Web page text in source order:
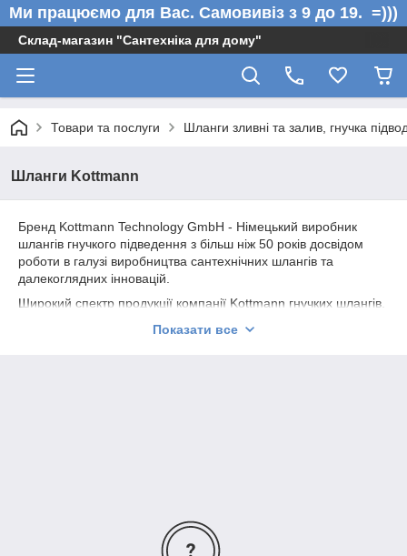
Ми працюємо для Вас. Самовивіз з 9 до 19. =)))
Склад-магазин "Сантехніка для дому"
Товари та послуги Шланги зливні та залив, гнучка
Шланги Kottmann
Бренд Kottmann Technology GmbH - Німецький виробник
шлангів гнучкого підведення з більш ніж 50 років досвідом
роботи в галузі виробництва сантехнічних шлангів та
далекоглядних інновацій.
Широкий спектр продукції компанії Kottmann гнучких шлангів,
секторі побутової техніки та будівельної інженерії.
Показати все